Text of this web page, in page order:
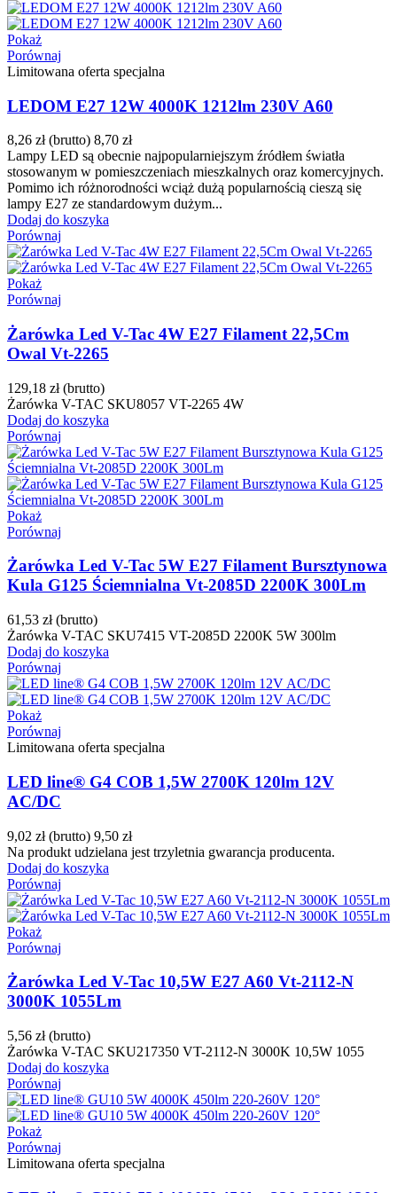
Pokaż
Porównaj
Limitowana oferta specjalna
LEDOM E27 12W 4000K 1212lm 230V A60
8,26 zł (brutto) 8,70 zł
Lampy LED są obecnie najpopularniejszym źródłem światła
stosowanym w pomieszczeniach mieszkalnych oraz komercyjnych.
Pomimo ich różnorodności wciąż dużą popularnością cieszą się
lampy E27 ze standardowym dużym...
Dodaj do koszyka
Porównaj
Pokaż
Porównaj
Żarówka Led V-Tac 4W E27 Filament 22,5Cm
Owal Vt-2265
129,18 zł (brutto)
Żarówka V-TAC SKU8057 VT-2265 4W
Dodaj do koszyka
Porównaj
Pokaż
Porównaj
Żarówka Led V-Tac 5W E27 Filament Bursztynowa
Kula G125 Ściemnialna Vt-2085D 2200K 300Lm
61,53 zł (brutto)
Żarówka V-TAC SKU7415 VT-2085D 2200K 5W 300lm
Dodaj do koszyka
Porównaj
Pokaż
Porównaj
Limitowana oferta specjalna
LED line® G4 COB 1,5W 2700K 120lm 12V
AC/DC
9,02 zł (brutto) 9,50 zł
Na produkt udzielana jest trzyletnia gwarancja producenta.
Dodaj do koszyka
Porównaj
Pokaż
Porównaj
Żarówka Led V-Tac 10,5W E27 A60 Vt-2112-N
3000K 1055Lm
5,56 zł (brutto)
Żarówka V-TAC SKU217350 VT-2112-N 3000K 10,5W 1055
Dodaj do koszyka
Porównaj
Pokaż
Porównaj
Limitowana oferta specjalna